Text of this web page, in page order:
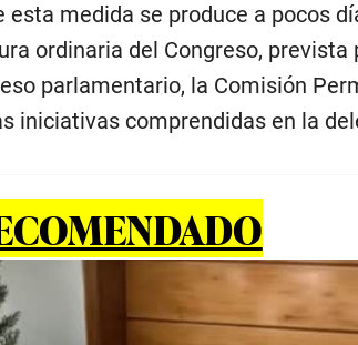
esta medida se produce a pocos
ordinaria del Congreso, prevista
parlamentario, la Comisión
iniciativas comprendidas en la